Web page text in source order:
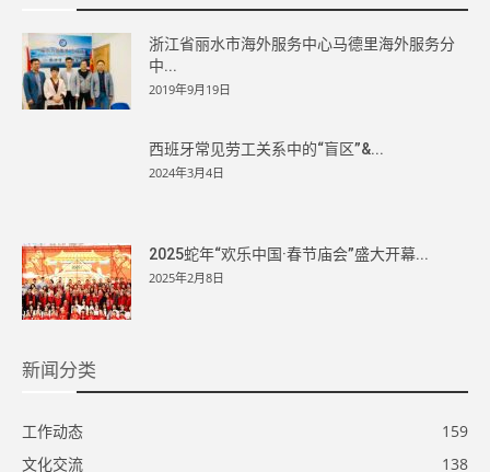
浙江省丽水市海外服务中心马德里海外服务分
中...
2019年9月19日
西班牙常见劳工关系中的“盲区”&...
2024年3月4日
2025蛇年“欢乐中国·春节庙会”盛大开幕...
2025年2月8日
新闻分类
工作动态
159
文化交流
138